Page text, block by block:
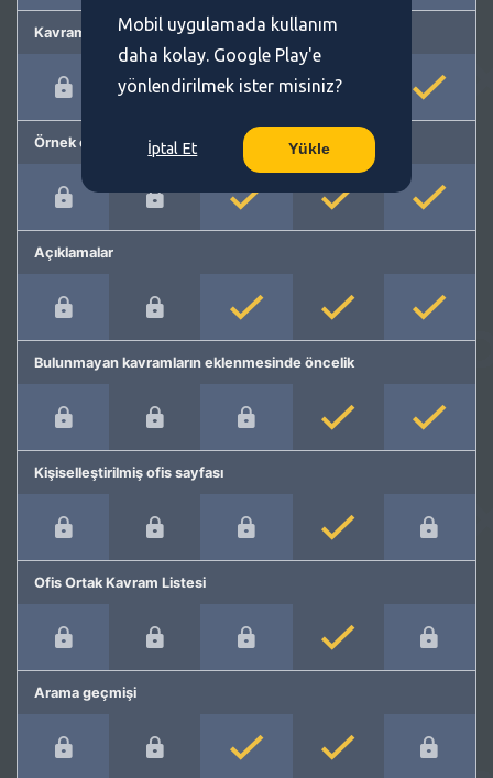
Kavram önerme
Örnek cümleler
Açıklamalar
Bulunmayan kavramların eklenmesinde öncelik
Kişiselleştirilmiş ofis sayfası
Ofis Ortak Kavram Listesi
Arama geçmişi
Mobil uygulamada kullanım
daha kolay. Google Play'e
yönlendirilmek ister misiniz?
İptal Et Yükle